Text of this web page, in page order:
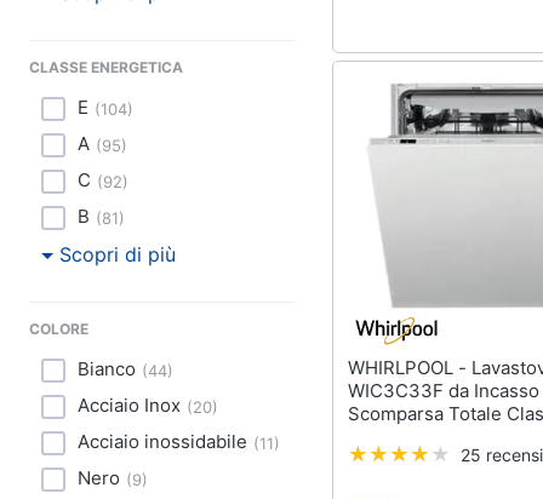
CLASSE ENERGETICA
E (104)
A (95)
C (92)
B (81)
Scopri di più
COLORE
Bianco (44)
Acciaio Inox (20)
Acciaio inossidabile (11)
Nero (9)
WHIRLPOOL - Lavastoviglie
WIC3C33F da Incasso
Scomparsa Totale
25